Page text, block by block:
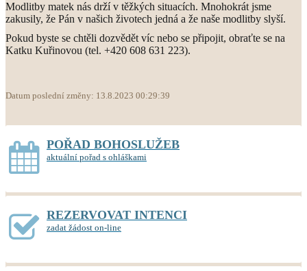
Modlitby matek nás drží v těžkých situacích. Mnohokrát jsme
zakusily, že Pán v našich životech jedná a že naše modlitby slyší.
Pokud byste se chtěli dozvědět víc nebo se připojit, obraťte se na
Katku Kuřinovou (tel. +420 608 631 223).
Datum poslední změny: 13.8.2023 00:29:39
POŘAD BOHOSLUŽEB
aktuální pořad s ohláškami
REZERVOVAT INTENCI
zadat žádost on-line